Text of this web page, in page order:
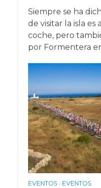
Siempre se ha
de visitar la isla
coche, pero
por Formentera
EVENTOS • EVENTOS